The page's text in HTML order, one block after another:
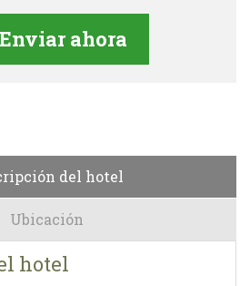
del hotel
Ubicación
hotel